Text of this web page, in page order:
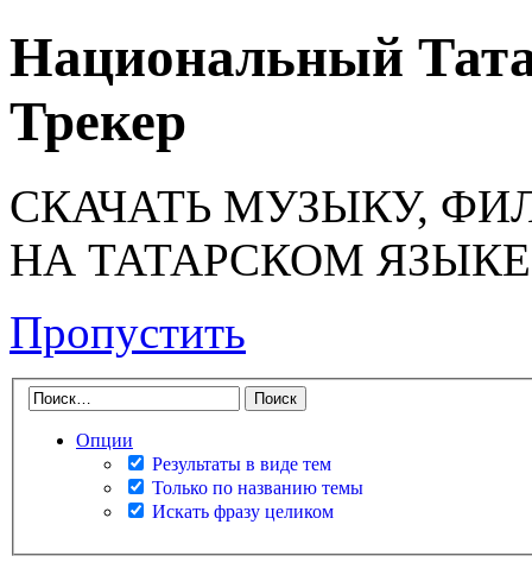
Национальный
Трекер
СКАЧАТЬ МУЗЫКУ,
НА ТАТАРСКОМ ЯЗЫКЕ
Пропустить
Опции
Результаты в виде тем
Только по названию темы
Искать фразу целиком